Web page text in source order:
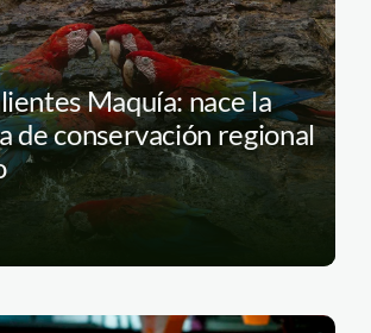
Maquía: nace la
de conservación regional